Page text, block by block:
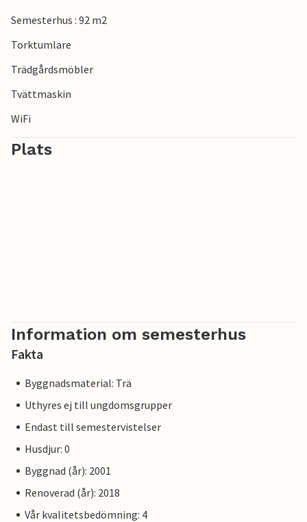
Semesterhus : 92 m2
Torktumlare
Trädgårdsmöbler
Tvättmaskin
WiFi
Plats
Information om semesterhus
Fakta
Byggnadsmaterial: Trä
Uthyres ej till ungdomsgrupper
Endast till semestervistelser
Husdjur: 0
Byggnad (år): 2001
Renoverad (år): 2018
Vår kvalitetsbedömning: 4